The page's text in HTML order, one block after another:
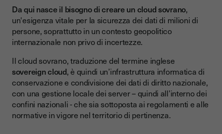
Da qui nasce il bisogno di creare un cloud sovrano,
un'esigenza vitale per la sicurezza dei dati di milioni di
persone, soprattutto in un contesto geopolitico
internazionale non privo di incertezze.
Il cloud sovrano, traduzione del termine inglese
sovereign cloud, è quindi un’infrastruttura informatica di
conservazione e condivisione dei dati di diritto nazionale,
con una gestione locale dei server – quindi all’interno dei
confini nazionali - che sia sottoposta ai regolamenti e alle
normative in vigore nel territorio di pertinenza.